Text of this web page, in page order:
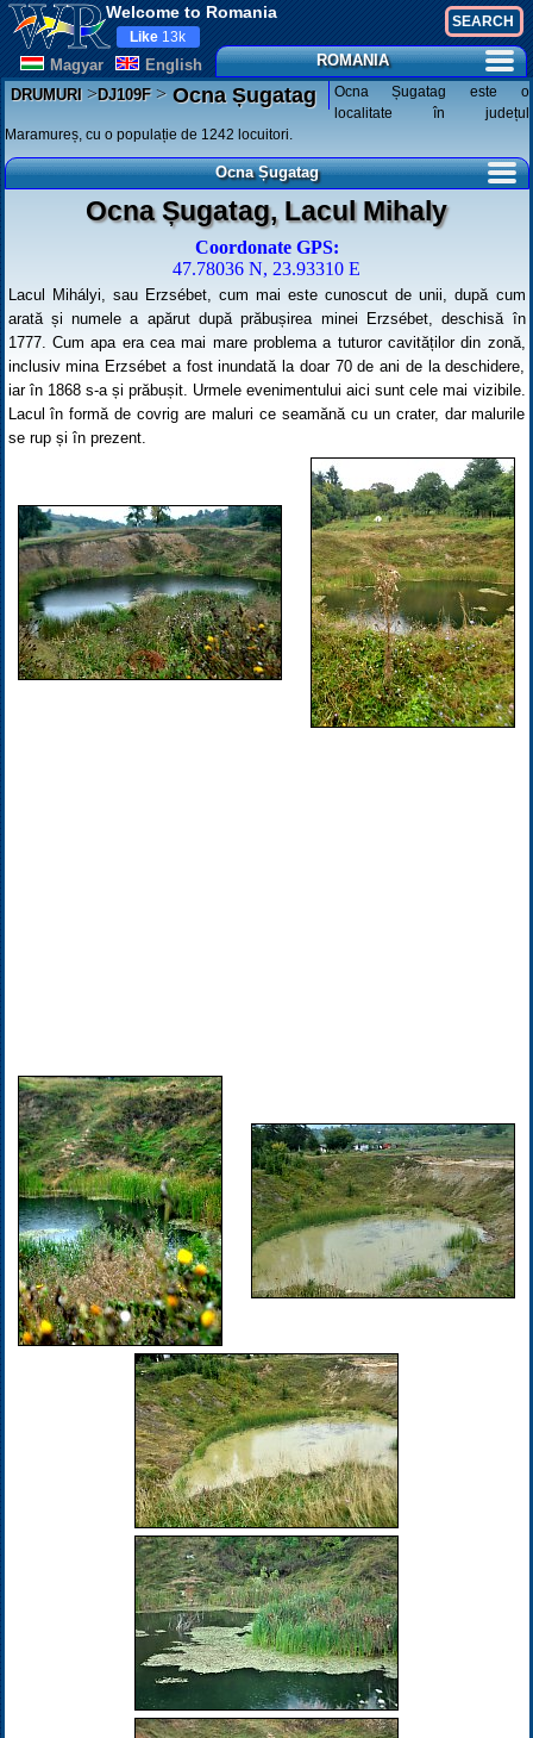
Welcome to Romania
Magyar English
Like 13k
ROMANIA
DRUMURI>DJ109F>Ocna Șugatag
Ocna Șugatag este o
localitate în județul
Maramureș, cu o populație de 1242 locuitori.
Ocna Șugatag
Ocna Șugatag, Lacul Mihaly
Coordonate GPS:
47.78036 N, 23.93310 E
Lacul Mihályi, sau Erzsébet, cum mai este cunoscut de unii, după cum
arată și numele a apărut după prăbușirea minei Erzsébet, deschisă în
1777. Cum apa era cea mai mare problema a tuturor cavităților din zonă,
inclusiv mina Erzsébet a fost inundată la doar 70 de ani de la deschidere,
iar în 1868 s-a și prăbușit. Urmele evenimentului aici sunt cele mai vizibile.
Lacul în formă de covrig are maluri ce seamănă cu un crater, dar malurile
se rup și în prezent.